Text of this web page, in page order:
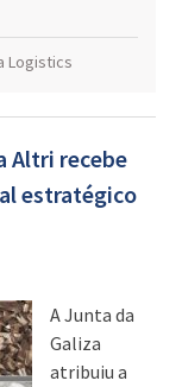
Logistics
Altri recebe
estratégico
A Junta da
Galiza
atribuiu a